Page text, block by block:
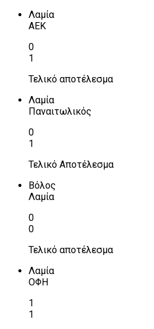
Λαμία
ΑΕΚ
0
1
Τελικό αποτέλεσμα
Λαμία
Παναιτωλικός
0
1
Τελικό Αποτέλεσμα
Βόλος
Λαμία
0
0
Τελικό αποτέλεσμα
Λαμία
ΟΦΗ
1
1